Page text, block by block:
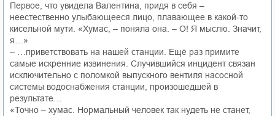
Первое, что увидела Валентина, придя в себя –
неестественно улыбающееся лицо, плавающее в какой-то
кисельной мути. «Хумас, – поняла она. – О! Я мыслю. Значит,
я…»
– …приветствовать на нашей станции. Ещё раз примите
самые искренние извинения. Случившийся инцидент связан
исключительно с поломкой выпускного вентиля насосной
системы водоснабжения станции, произошедшей в
результате…
«Точно – хумас. Нормальный человек так нудеть не станет,